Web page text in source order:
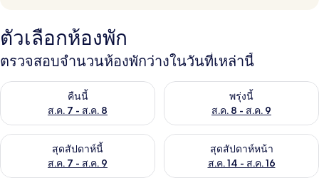
ตัวเลือกห้องพัก
ตรวจสอบจำนวนห้องพักว่างในวันที่เหล่านี้
คืนนี้
ส.ค. 7 - ส.ค. 8
ตรวจสอบจำนวนห้องพักว่างในคืนนี้ ส.ค. 7 - ส.ค. 8พรุ่งนี้
ส.ค. 8 - ส.ค. 9
ตรวจสอบจำนวนห้องพักว่างใน
สุดสัปดาห์นี้
ส.ค. 7 - ส.ค. 9
ตรวจสอบจำนวนห้องพักว่างในสุดสัปดาห์นี้ ส.ค. 7 - ส.ค. 9
สุดสัปดาห์หน้า
ส.ค. 14 - ส.ค. 16
ตรวจสอบจำนวนห้องพักว่างใน